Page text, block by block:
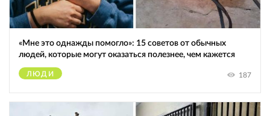
«Мне это однажды помогло»: 15 советов от обычных
людей, которые могут оказаться полезнее, чем кажется
ЛЮДИ 187